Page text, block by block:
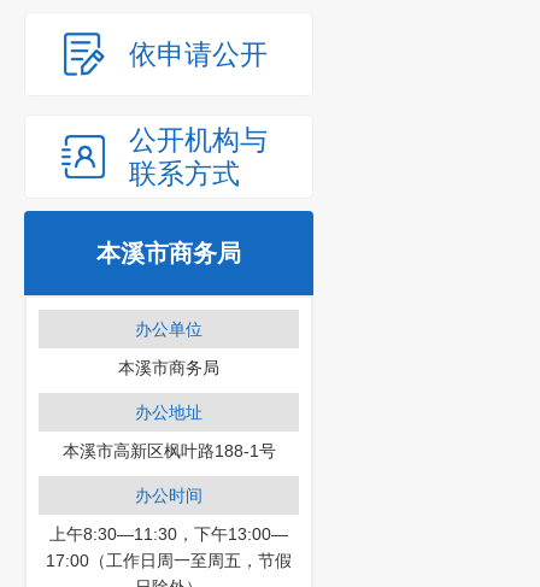
依申请公开
公开机构与
联系方式
本溪市商务局
办公单位
本溪市商务局
办公地址
本溪市高新区枫叶路188-1号
办公时间
上午8:30—11:30，下午13:00—
17:00（工作日周一至周五，节假